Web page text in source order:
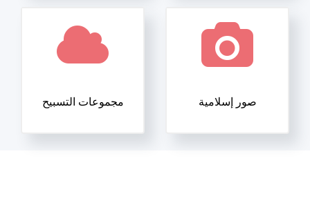
مجموعات التسبيح صور إسلامية